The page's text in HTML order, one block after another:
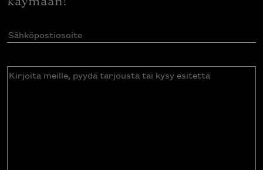
Sähköpostiosoite(Pakollinen)
Kirjoita